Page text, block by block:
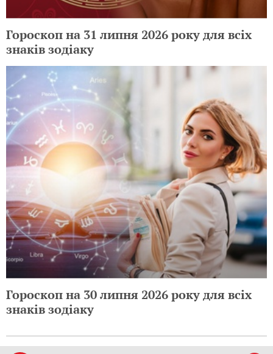
Гороскоп на 31 липня 2026 року для всіх
знаків зодіаку
Гороскоп на 30 липня 2026 року для всіх
знаків зодіаку